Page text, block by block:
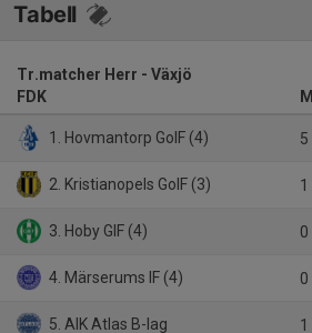
Tabell
Tr.matcher Herr - Växjö
FDK
M
1. Hovmantorp GoIF (4) 5
2. Kristianopels GoIF (3) 1
3. Hoby GIF (4) 0
4. Märserums IF (4) 0
5. AIK Atlas B-lag 1